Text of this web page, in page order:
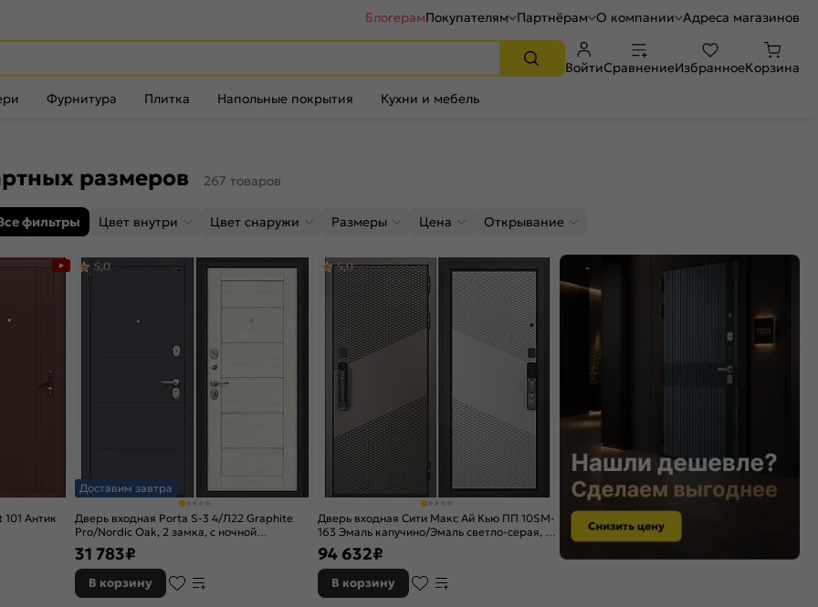
БлогерамПокупателям Партнёрам О компании Адреса магазинов
ВойтиСравнениеИзбранноеКорзина
Фурнитура Плитка Напольные покрытия Кухни и мебель
размеров 267 товаров
фильтры Цвет внутри Цвет снаружи Размеры Цена Открывание
Антик
Доставим завтра
Дверь входная Porta S-3 4/Л22 Graphite
Pro/Nordic Oak, 2 замка, с ночной
задвижкой
5,0
31 783₽
В корзину
Дверь входная Сити Макс Ай Кью ПП 10SM-
163 Эмаль капучино/Эмаль светло-серая, 2
замка
5,0
94 632₽
В корзину